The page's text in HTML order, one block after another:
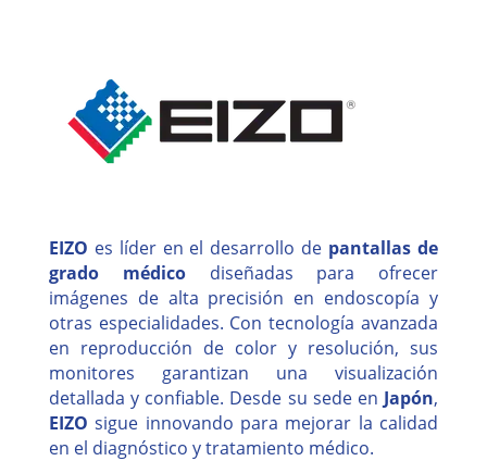
EIZO es líder en el desarrollo de pantallas de
grado médicodiseñadas para ofrecer
imágenes de alta precisión en endoscopía y
otras especialidades. Con tecnología avanzada
en reproducción de color y resolución, sus
monitores garantizan una visualización
detallada y confiable. Desde su sede en Japón,
EIZO sigue innovando para mejorar la calidad
en el diagnóstico y tratamiento médico.